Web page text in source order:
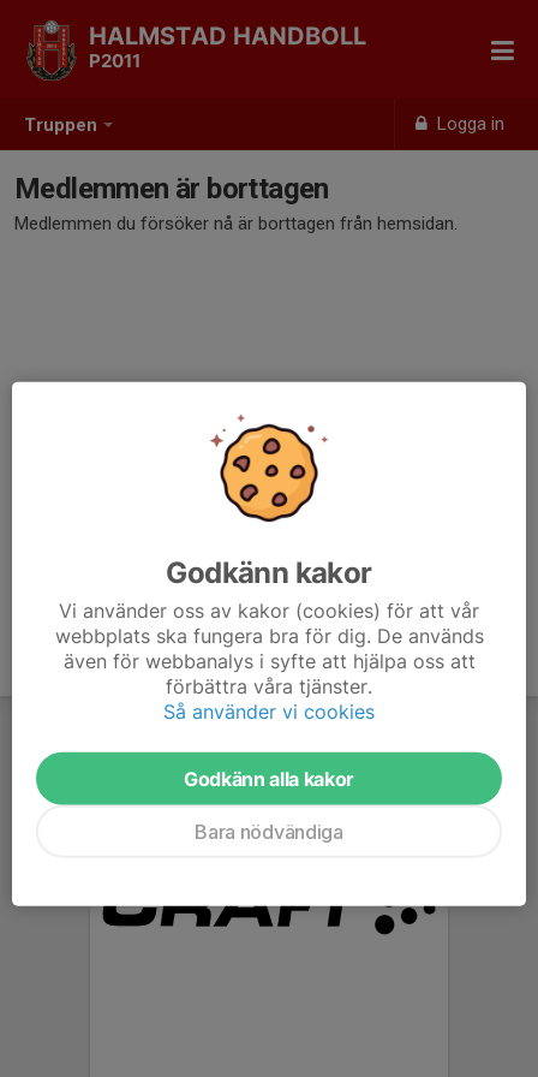
Truppen Logga in
HALMSTAD HANDBOLL
P2011
Medlemmen är borttagen
Medlemmen du försöker nå är borttagen från hemsidan.
Godkänn kakor
Vi använder oss av kakor (cookies) för att vår
webbplats ska fungera bra för dig. De används
även för webbanalys i syfte att hjälpa oss att
förbättra våra tjänster.
Så använder vi cookies
Godkänn alla kakor
Bara nödvändiga